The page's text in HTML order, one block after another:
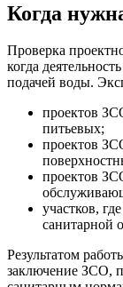
Когда
Проверка
когда
подачей воды.
проектов
питьевых;
проектов
проектов
участков,
санитарной
Результатом
заключение ЗСО,